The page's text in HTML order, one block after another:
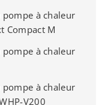
pompe à chaleur
Compact M
pompe à chaleur
pompe à chaleur
V200